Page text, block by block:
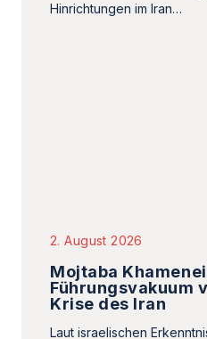
Hinrichtungen im Iran…
2. August 2026
Mojtaba
Führungsvakuum
Krise des Iran
Laut israelischen